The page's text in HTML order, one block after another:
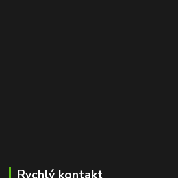
Rychlý kontakt